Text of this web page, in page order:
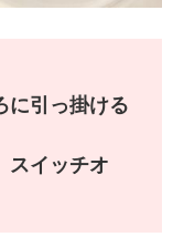
に引っ掛ける
スイッチオ